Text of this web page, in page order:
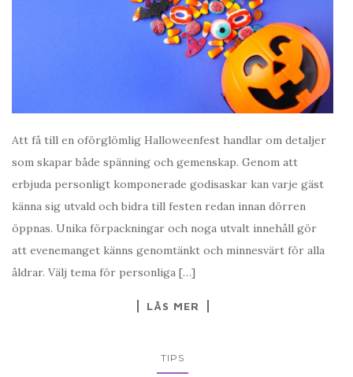
Att få till en oförglömlig Halloweenfest handlar om detaljer
som skapar både spänning och gemenskap. Genom att
erbjuda personligt komponerade godisaskar kan varje gäst
känna sig utvald och bidra till festen redan innan dörren
öppnas. Unika förpackningar och noga utvalt innehåll gör
att evenemanget känns genomtänkt och minnesvärt för alla
åldrar. Välj tema för personliga […]
LÄS MER
TIPS